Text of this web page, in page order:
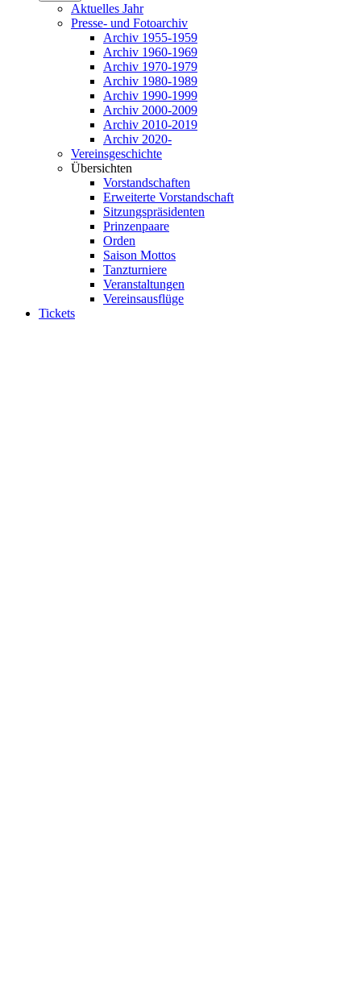
Aktuelles Jahr
Presse- und Fotoarchiv
Archiv 1955-1959
Archiv 1960-1969
Archiv 1970-1979
Archiv 1980-1989
Archiv 1990-1999
Archiv 2000-2009
Archiv 2010-2019
Archiv 2020-
Vereinsgeschichte
Übersichten
Vorstandschaften
Erweiterte Vorstandschaft
Sitzungspräsidenten
Prinzenpaare
Orden
Saison Mottos
Tanzturniere
Veranstaltungen
Vereinsausflüge
Tickets